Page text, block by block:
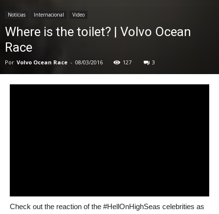
Notícias Internacional Video
Where is the toilet? | Volvo Ocean
Race
Por Volvo Ocean Race - 08/03/2016 127 3
Check out the reaction of the #HellOnHighSeas celebrities as